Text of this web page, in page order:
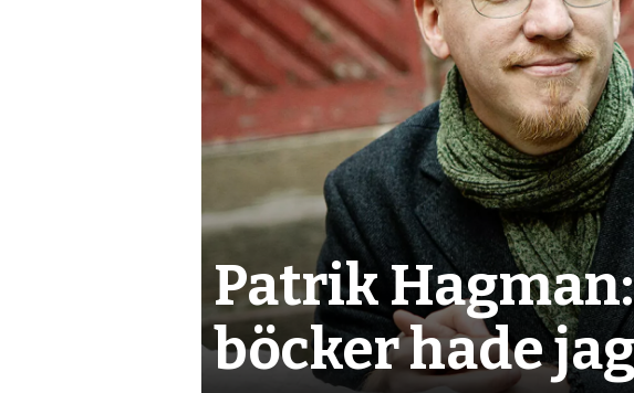
Patrik
böcker hade